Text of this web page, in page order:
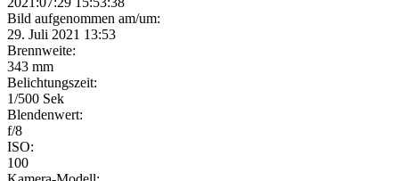
Bild aufgenommen am/um:
29. Juli 2021 13:53
Brennweite:
343 mm
Belichtungszeit:
1/500 Sek
Blendenwert:
f/8
ISO:
100